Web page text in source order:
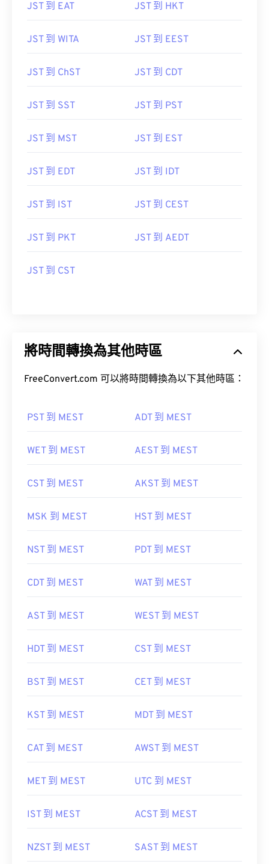
JST 到 EAT JST 到 HKT
JST 到 WITA JST 到 EEST
JST 到 ChST JST 到 CDT
JST 到 SST JST 到 PST
JST 到 MST JST 到 EST
JST 到 EDT JST 到 IDT
JST 到 IST JST 到 CEST
JST 到 PKT JST 到 AEDT
JST 到 CST
將時間轉換為其他時區
FreeConvert.com 可以將時間轉換為以下其他時區：
PST 到 MEST ADT 到 MEST
WET 到 MEST AEST 到 MEST
CST 到 MEST AKST 到 MEST
MSK 到 MEST HST 到 MEST
NST 到 MEST PDT 到 MEST
CDT 到 MEST WAT 到 MEST
AST 到 MEST WEST 到 MEST
HDT 到 MEST CST 到 MEST
BST 到 MEST CET 到 MEST
KST 到 MEST MDT 到 MEST
CAT 到 MEST AWST 到 MEST
MET 到 MEST UTC 到 MEST
IST 到 MEST ACST 到 MEST
NZST 到 MEST SAST 到 MEST